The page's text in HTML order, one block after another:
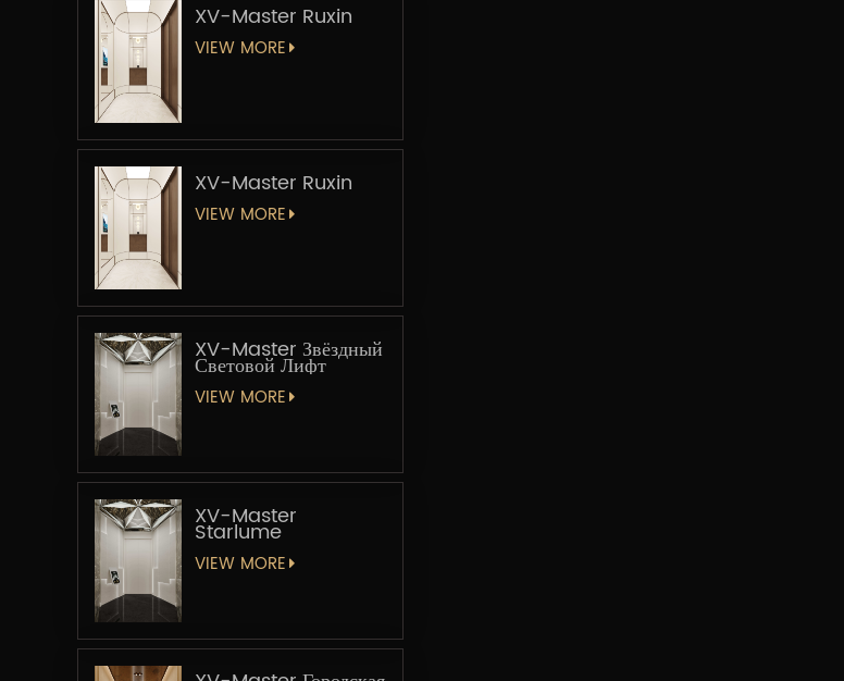
XV-Master Ruxin
VIEW MORE
XV-Master Ruxin
VIEW MORE
XV-Master Звёздный
Световой Лифт
VIEW MORE
XV-Master
Starlume
VIEW MORE